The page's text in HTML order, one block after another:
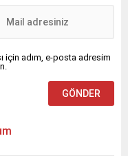
olay...
için adım, e-posta adresim